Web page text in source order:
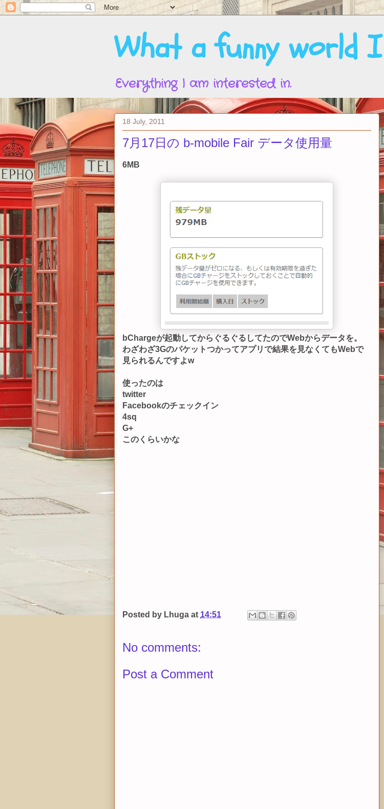
What a funny world
Everything I am interested in.
18 July, 2011
7月17日の b-mobile Fair データ使用量
6MB
bChargeが起動してからぐるぐるしてたのでWebからデータを。
わざわざ3Gのパケットつかってアプリで結果を見なくてもWebで
見られるんですよw
使ったのは
twitter
Facebookのチェックイン
4sq
G+
このくらいかな
Posted by Lhuga at 14:51
No comments:
Post a Comment